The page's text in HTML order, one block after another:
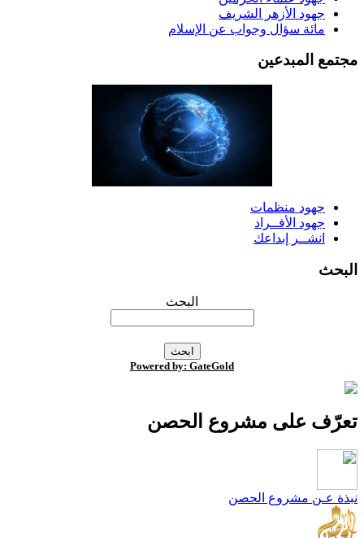
جهود الأزهر الشريف
مائة سؤال وجواب عن الإسلام
المبدعين
جهود منظمات
جهود الأفــراد
انشــر إبداعك
البحث
Powered by: GateGold
على مشروع الحصن
عـن مشروع الحصن